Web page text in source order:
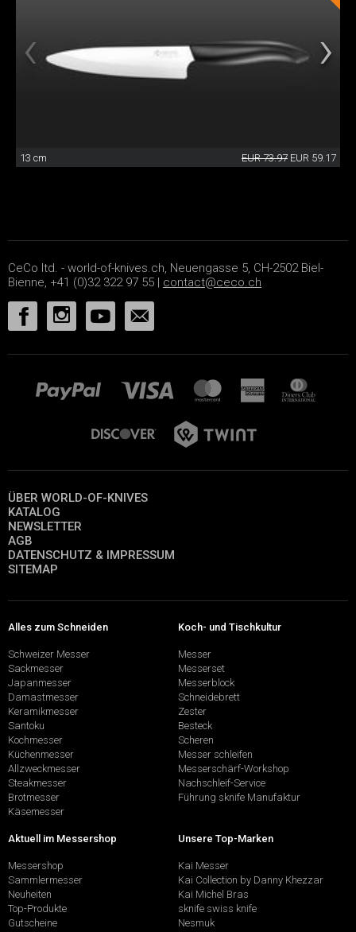
13 cm EUR 73.97 EUR 59.17
CeCo ltd. - world-of-knives.ch, Neuengasse 5, CH-2502 Biel-
Bienne, +41 (0)32 322 97 55 | contact@ceco.ch
ÜBER WORLD-OF-KNIVES
KATALOG
NEWSLETTER
AGB
DATENSCHUTZ & IMPRESSUM
SITEMAP
Alles zum Schneiden
Schweizer Messer
Sackmesser
Japanmesser
Damastmesser
Keramikmesser
Santoku
Kochmesser
Küchenmesser
Allzweckmesser
Steakmesser
Brotmesser
Käsemesser
Koch- und Tischkultur
Messer
Messerset
Messerblock
Schneidebrett
Zester
Besteck
Scheren
Messer schleifen
Messerschärf-Workshop
Nachschleif-Service
Führung sknife Manufaktur
Aktuell im Messershop
Messershop
Sammlermesser
Neuheiten
Top-Produkte
Gutscheine
Unsere Top-Marken
Kai Messer
Kai Collection by Danny Khezzar
Kai Michel Bras
sknife swiss knife
Nesmuk